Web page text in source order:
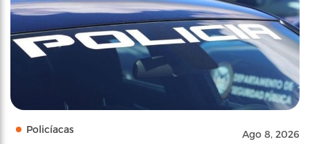
Policíacas Ago 8, 2026